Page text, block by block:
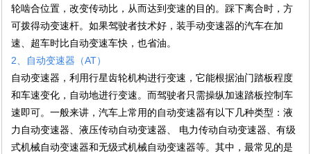
轮啮合位置，改变传动比，从而达到变速的目的。踩下离合时，方
可拨得动变速杆。如果驾驶者技术好，装手动变速器的汽车在加
速、超车时比自动变速车快，也省油。
2、自动变速器（AT）
自动变速器，利用行星齿轮机构进行变速，它能根据油门踏板程度
和车速变化，自动地进行变速。而驾驶者只需操纵加速踏板控制车
速即可。一般来讲，汽车上常用的自动变速器有以下几种类型：液
力自动变速器、液压传动自动变速器、 电力传动自动变速器、有级
式机械自动变速器和无级式机械自动变速器等。其中，最常见的是